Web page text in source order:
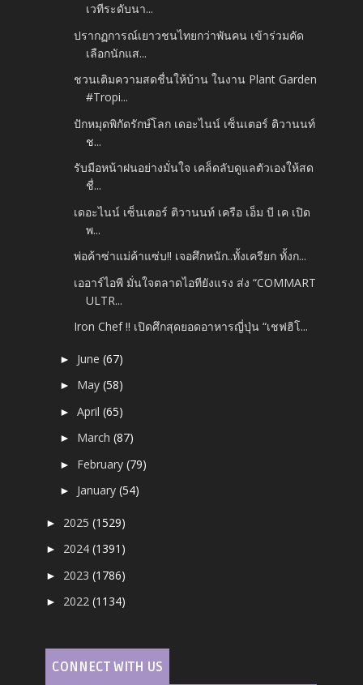
เวทีระดับนา...
ปรากฏการณ์เยาวชนไทยกว่าพันคน เข้าร่วมคัด
เลือกนักแส...
ชวนเติมความสดชื่นให้บ้าน ในงาน Plant Garden
#Tropi...
ปักหมุดพิกัดรักษ์โลก เดอะไนน์ เซ็นเตอร์ ติวานนท์
ช...
รับมือหน้าฝนอย่างมั่นใจ เคล็ดลับดูแลตัวเองให้สด
ชื่...
เดอะไนน์ เซ็นเตอร์ ติวานนท์ เครือ เอ็ม บี เค เปิด
พ...
พ่อค้าซ่าแม่ค้าแซ่บ!! เจอศึกหนัก..ทั้งเครียก ทั้งก...
เออาร์ไอพี มั่นใจตลาดไอทียังแรง ส่ง “COMMART
ULTR...
Iron Chef !! เปิดศึกสุดยอดอาหารญี่ปุ่น “เชฟฮิโ...
► June(67)
► May(58)
►April(65)
► March(87)
► February(79)
► January(54)
► 2025(1529)
► 2024(1391)
► 2023(1786)
► 2022(1134)
CONNECT WITH US